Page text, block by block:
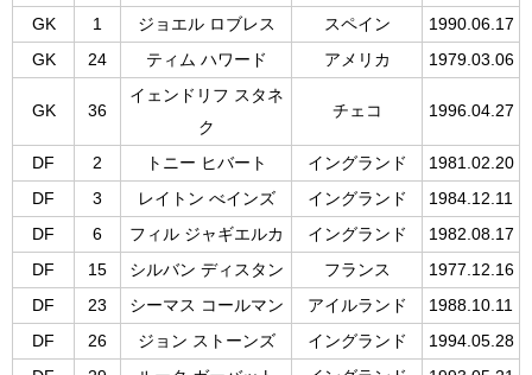
GK 1 ジョエル ロブレス スペイン
1990.06.17
GK
24 ティム ハワード アメリカ 1979.03.06
GK 36
イェンドリフ スタネ
ク
チェコ 1996.04.27
DF 2 トニー ヒバート イングランド
1981.02.20
DF
3 レイトン べインズ イングランド
1984.12.11
DF
6 フィル ジャギエルカ イングランド
1982.08.17
DF
15 シルバン ディスタン フランス
1977.12.16
DF
23 シーマス コールマン アイルランド
1988.10.11
DF
26 ジョン ストーンズ イングランド
1994.05.28